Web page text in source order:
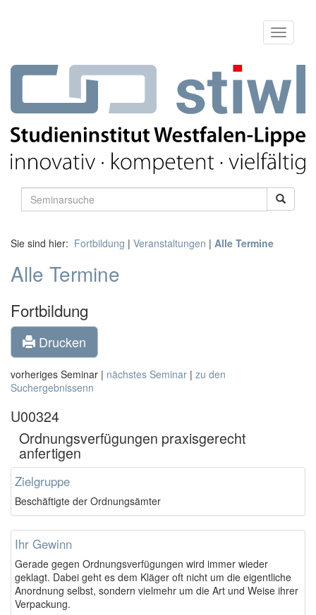
Sie sind hier: Fortbildung | Veranstaltungen | Alle Termine
Alle Termine
Fortbildung
Drucken
vorheriges Seminar | nächstes Seminar | zu den
Suchergebnissenn
U00324
Ordnungsverfügungen praxisgerecht
anfertigen
Zielgruppe
Beschäftigte der Ordnungsämter
Ihr Gewinn
Gerade gegen Ordnungsverfügungen wird immer wieder
geklagt. Dabei geht es dem Kläger oft nicht um die eigentliche
Anordnung selbst, sondern vielmehr um die Art und Weise ihrer
Verpackung.